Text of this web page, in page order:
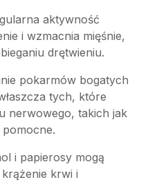
aktywność
i wzmacnia mięśnie,
drętwieniu.
pokarmów bogatych
tych, które
nerwowego, takich jak
i papierosy mogą
krwi i